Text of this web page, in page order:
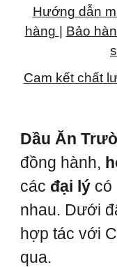
Hướng dẫn
hàng
Bảo
Cam kết chất
Dầu Ăn
đồng hành,
các đại lý có
nhau. Dưới
hợp tác với
qua.